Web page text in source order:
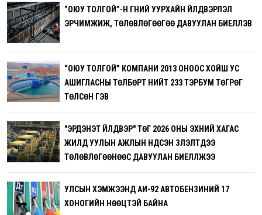
“ОЮУ ТОЛГОЙ”-Н ГҮНИЙ УУРХАЙН ҮЙЛДВЭРЛЭЛ
ЭРЧИМЖИЖ, ТӨЛӨВЛӨГӨӨГӨӨ ДАВУУЛАН БИЕЛҮҮЛЭВ
“ОЮУ ТОЛГОЙ” КОМПАНИ 2013 ОНООС ХОЙШ УС
АШИГЛАСНЫ ТӨЛБӨРТ НИЙТ 233 ТЭРБУМ ТӨГРӨГ
ТӨЛСӨН ГЭВ
"ЭРДЭНЭТ ҮЙЛДВЭР" ТӨҮГ 2026 ОНЫ ЭХНИЙ ХАГАС
ЖИЛД УУЛЫН АЖЛЫН ҮНДСЭН ҮЗҮҮЛЭЛТҮҮДЭЭ
ТӨЛӨВЛӨГӨӨНӨӨС ДАВУУЛАН БИЕЛҮҮЛЖЭЭ
УЛСЫН ХЭМЖЭЭНД АИ-92 АВТОБЕНЗИНИЙ 17
ХОНОГИЙН НӨӨЦТЭЙ БАЙНА